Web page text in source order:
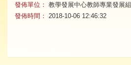
發佈單位： 教學發展中心教師專業發展組
發佈時間：
2018-10-06 12:46:32